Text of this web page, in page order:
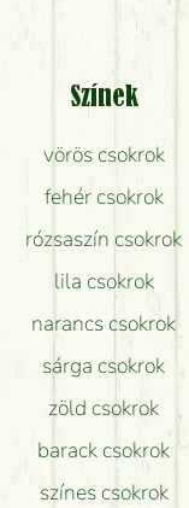
Milyen
Tényleg
Mit kell
Hogy marad
Tudok
Színek
vörös csokrok
fehér csokrok
rózsaszín csokrok
lila csokrok
narancs csokrok
sárga csokrok
zöld csokrok
barack csokrok
színes csokrok